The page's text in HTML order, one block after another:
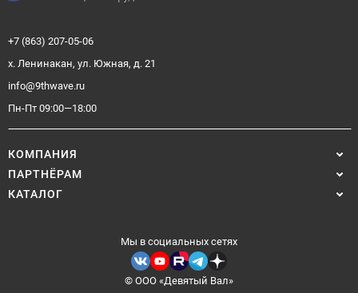
+7 (863) 207-05-06
х. Ленинакан, ул. Южная, д. 21
info@9thwave.ru
Пн-Пт 09:00—18:00
КОМПАНИЯ
ПАРТНЁРАМ
КАТАЛОГ
Мы в социальных сетях
© ООО «Девятый Вал»